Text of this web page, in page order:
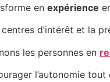
en expérience
d’intérêt et la
les personnes en
l’autonomie